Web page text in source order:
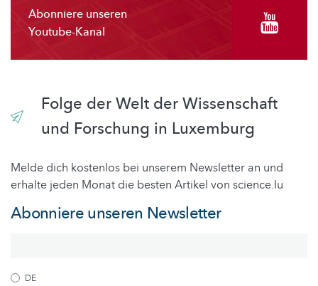
Abonniere unseren
Youtube-Kanal
Folge der Welt der Wissenschaft
und Forschung in Luxemburg
Melde dich kostenlos bei unserem Newsletter an und
erhalte jeden Monat die besten Artikel von science.lu
Abonniere unseren Newsletter
DE